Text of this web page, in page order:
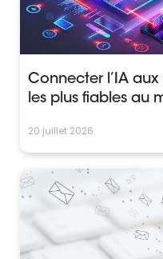
Connecter l’IA aux
les plus fiables au
20 juillet 2026